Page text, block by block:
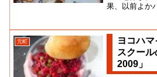
果、以前よか
からびてく
元町
ヨコハ
スクー
2009」